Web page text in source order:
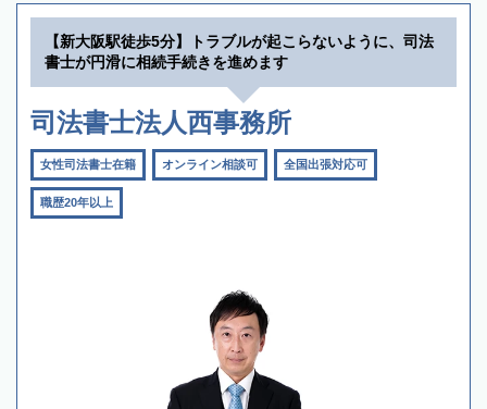
【新大阪駅徒歩5分】トラブルが起こらないように、司法
書士が円滑に相続手続きを進めます
司法書士法人西事務所
女性司法書士在籍 オンライン相談可 全国出張対応可
職歴20年以上